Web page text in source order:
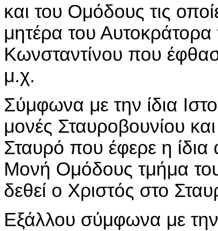
και του Ομόδους τις
μητέρα του
Κωνσταντίνου που
μ.χ.
Σύμφωνα με την ίδια
μονές Σταυροβουνίου
Σταυρό που έφερε η
Μονή Ομόδους τμήμα
δεθεί ο Χριστός στο
Εξάλλου σύμφωνα με την